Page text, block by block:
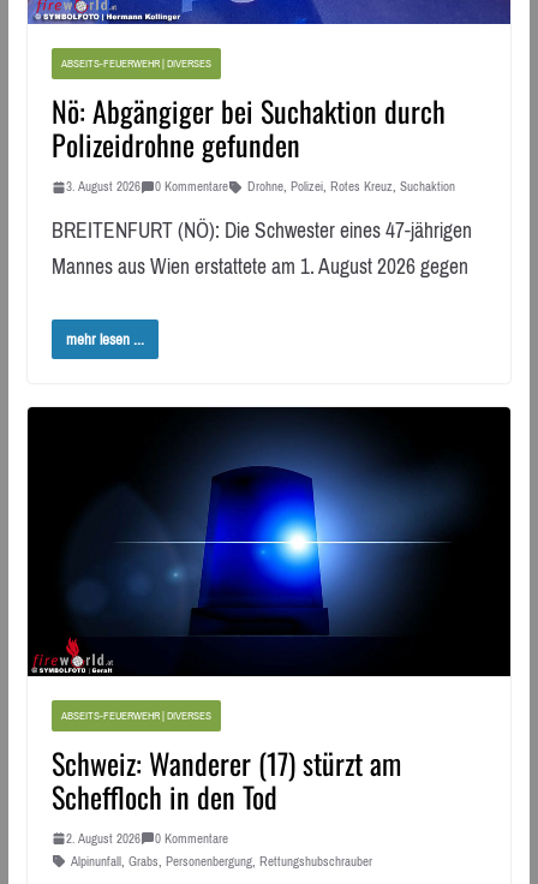
ABSEITS-FEUERWEHR | DIVERSES
Nö: Abgängiger bei Suchaktion durch
Polizeidrohne gefunden
3. August 2026 0 Kommentare Drohne, Polizei, Rotes Kreuz, Suchaktion
BREITENFURT (NÖ): Die Schwester eines 47-jährigen
Mannes aus Wien erstattete am 1. August 2026 gegen
mehr lesen ...
ABSEITS-FEUERWEHR | DIVERSES
Schweiz: Wanderer (17) stürzt am
Scheffloch in den Tod
2. August 2026
0 Kommentare
Alpinunfall, Grabs, Personenbergung, Rettungshubschrauber